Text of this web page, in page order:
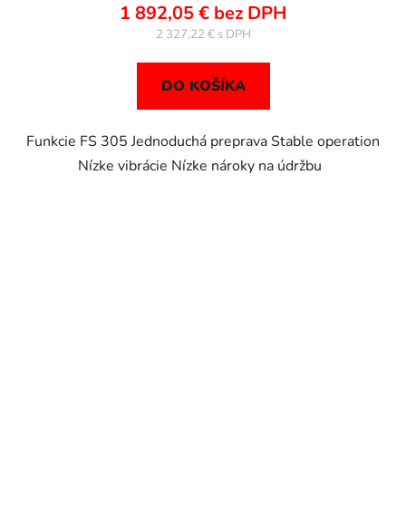
1 892,05 € bez DPH
2 327,22 €
DO KOŠÍKA
Funkcie FS 305 Jednoduchá preprava Stable operation
Nízke vibrácie Nízke nároky na údržbu